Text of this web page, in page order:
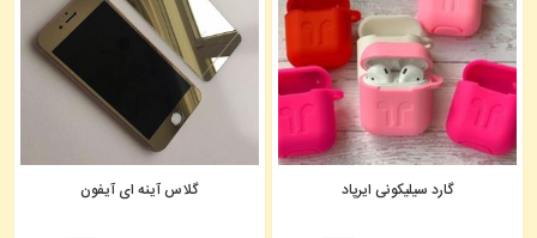
گارد سیلیکونی ایرپاد گلاس آینه ای آیفون